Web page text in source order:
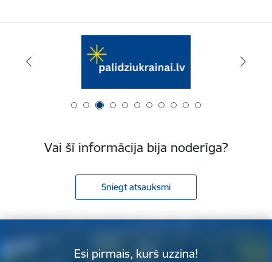
Vai šī informācija bija noderīga?
Sniegt atsauksmi
Esi pirmais, kurš uzzina!